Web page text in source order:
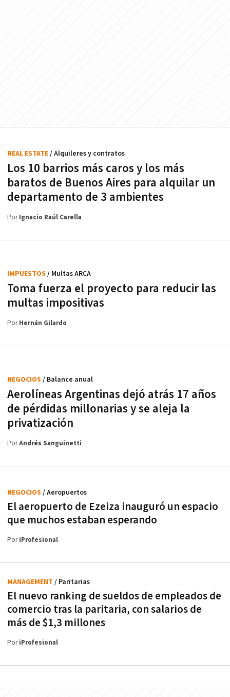
Los 10 barrios más caros y los más
baratos de Buenos Aires para alquilar un
departamento de 3 ambientes
REAL ESTATE/ Alquileres y contratos
PorIgnacio Raúl Carella
Toma fuerza el proyecto para reducir las
multas impositivas
IMPUESTOS / Multas ARCA
PorHernán Gilardo
Aerolíneas Argentinas dejó atrás 17 años
de pérdidas millonarias y se aleja la
privatización
NEGOCIOS / Balance anual
PorAndrés Sanguinetti
El aeropuerto de Ezeiza inauguró un espacio
que muchos estaban esperando
NEGOCIOS / Aeropuertos
PoriProfesional
El nuevo ranking de sueldos de empleados de
comercio tras la paritaria, con salarios de
más de $1,3 millones
MANAGEMENT / Paritarias
PoriProfesional